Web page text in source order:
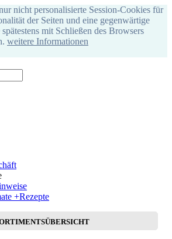
nicht personalisierte Session-Cookies für
der Seiten und eine gegenwärtige
mit Schließen des Browsers
weitere Informationen
+Rezepte